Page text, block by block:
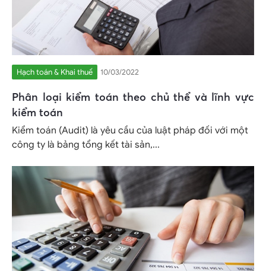
Hạch toán & Khai thuế 10/03/2022
Phân loại kiểm toán theo chủ thể và lĩnh vực
kiểm toán
Kiểm toán (Audit) là yêu cầu của luật pháp đối với một
công ty là bảng tổng kết tài sản,...